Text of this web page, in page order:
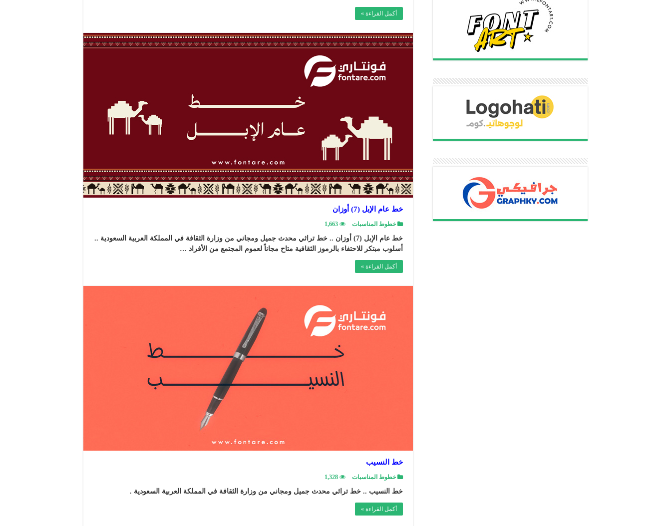
أكمل القراءة »
خط عام الإبل (7) أوزان
خطوط المناسبات 1,663
خط عام الإبل (7) أوزان .. خط تراثي محدث جميل ومجاني من وزارة الثقافة في المملكة العربية السعودية ..
أسلوب مبتكر للاحتفاء بالرموز الثقافية متاح مجاناً لعموم المجتمع من الأفراد …
أكمل القراءة »
خط النسيب
خطوط المناسبات 1,328
خط النسيب .. خط تراثي محدث جميل ومجاني من وزارة الثقافة في المملكة العربية السعودية .
أكمل القراءة »